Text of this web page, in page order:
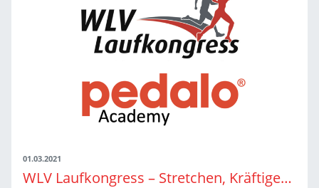
01.03.2021
WLV Laufkongress – Stretchen, Kräftigen und Stabilisieren. Einfach. Klar. Umsetzbar.